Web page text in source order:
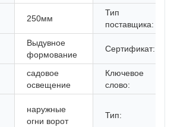
250мм
Тип
поставщика:
Выдувное
формование
Сертификат:
садовое
освещение
Ключевое
слово:
наружные
огни ворот
Тип: